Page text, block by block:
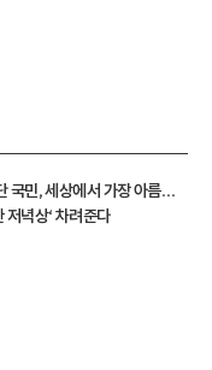
[광주매일신문] 따뜻한 밥상 기부 4호 - 극단 국민, 세상에서 가장 아름답고 따뜻한 뮤지컬
녁상‘ 차려준다